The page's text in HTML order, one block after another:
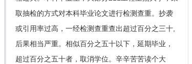
取抽检的方式对本科毕业论文进行检测查重。抄袭
或引用率过高，一经检测查重查出超过百分之三十,
后果相当严重。相似百分之五十以下，延期毕业，
超过百分之五十者，取消学位。辛辛苦苦读个大